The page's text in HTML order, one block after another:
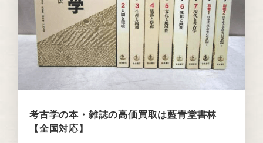
考古学の本・雑誌の高価買取は藍青堂書林
【全国対応】